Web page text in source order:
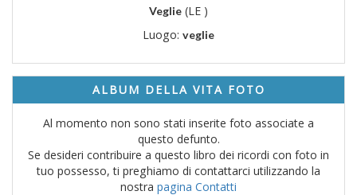
Veglie (LE )
Luogo: veglie
ALBUM DELLA VITA FOTO
Al momento non sono stati inserite foto associate a
questo defunto.
Se desideri contribuire a questo libro dei ricordi con foto in
tuo possesso, ti preghiamo di contattarci utilizzando la
nostra pagina Contatti